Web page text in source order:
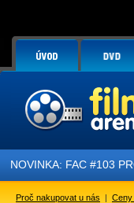
NOVINKA: FAC #103
Proč nakupovat u nás |